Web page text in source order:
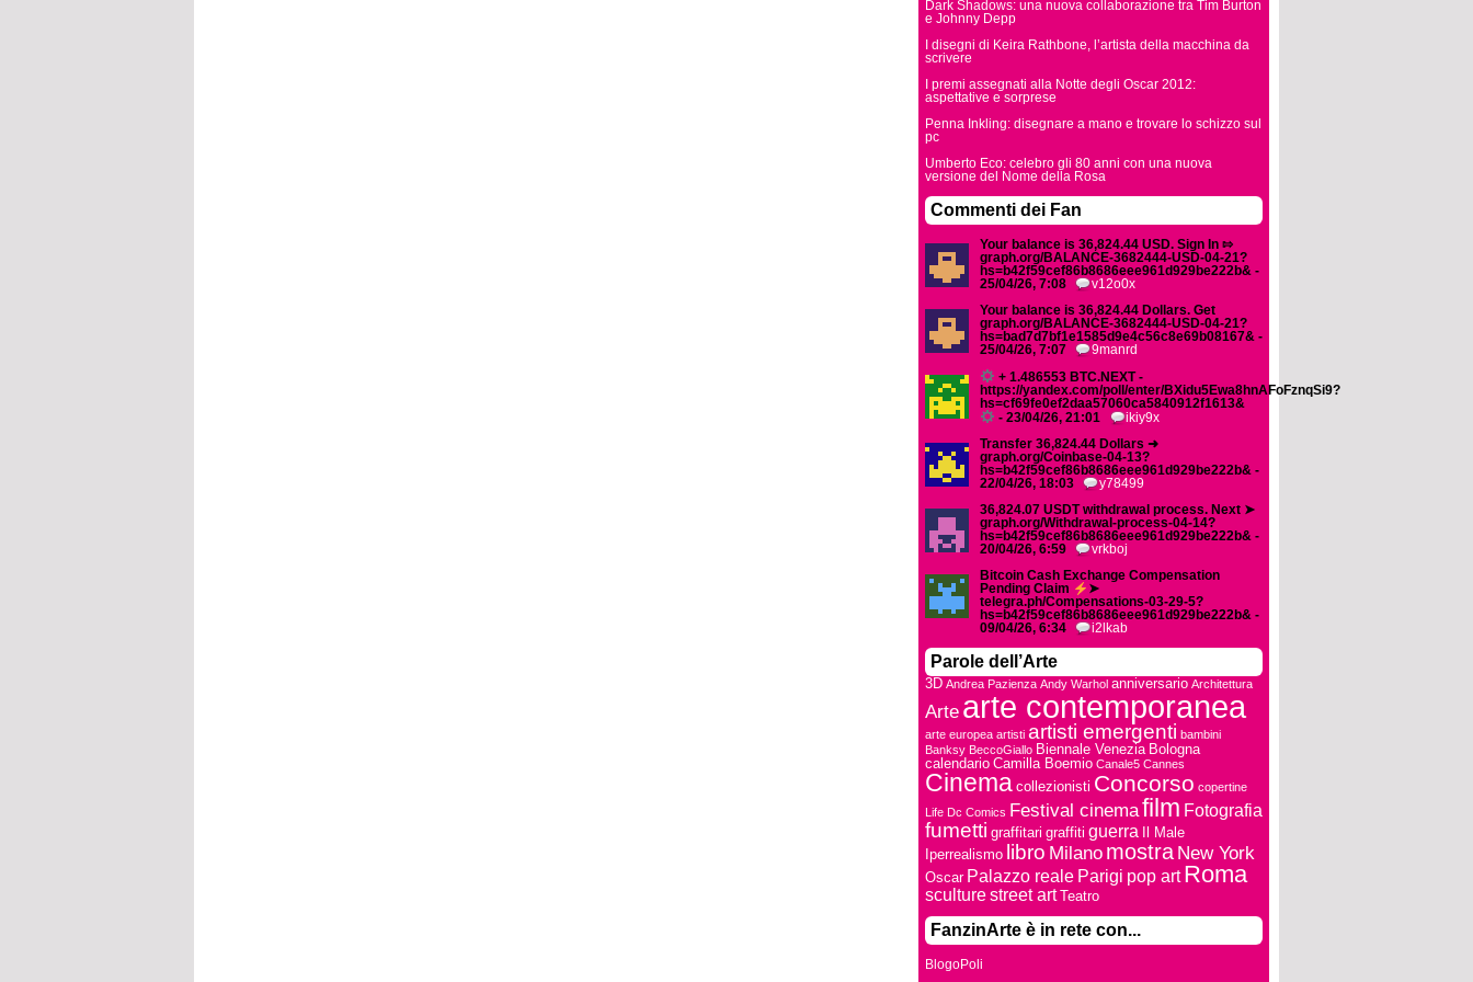
Dark Shadows: una nuova collaborazione tra Tim Burton
e Johnny Depp
I disegni di Keira Rathbone, l’artista della macchina da
scrivere
I premi assegnati alla Notte degli Oscar 2012:
aspettative e sorprese
Penna Inkling: disegnare a mano e trovare lo schizzo sul
pc
Umberto Eco: celebro gli 80 anni con una nuova
versione del Nome della Rosa
Commenti dei Fan
Your balance is 36,824.44 USD. Sign In ⇰
graph.org/BALANCE-3682444-USD-04-21?
hs=b42f59cef86b8686eee961d929be222b& -
25/04/26, 7:08
v12o0x
Your balance is 36,824.44 Dollars. Get
graph.org/BALANCE-3682444-USD-04-21?
hs=bad7d7bf1e1585d9e4c56c8e69b08167& -
25/04/26, 7:07
9manrd
+ 1.486553 BTC.NEXT -
https://yandex.com/poll/enter/BXidu5Ewa8hnAFoFznqSi9?
hs=cf69fe0ef2daa57060ca5840912f1613&
- 23/04/26, 21:01
ikiy9x
Transfer 36,824.44 Dollars ➜
graph.org/Coinbase-04-13?
hs=b42f59cef86b8686eee961d929be222b& -
22/04/26, 18:03
y78499
36,824.07 USDT withdrawal process. Next ➤
graph.org/Withdrawal-process-04-14?
hs=b42f59cef86b8686eee961d929be222b& -
20/04/26, 6:59
vrkboj
Bitcoin Cash Exchange Compensation
Pending Claim
➤
telegra.ph/Compensations-03-29-5?
hs=b42f59cef86b8686eee961d929be222b& -
09/04/26, 6:34
i2lkab
Parole dell’Arte
3D Andrea Pazienza Andy Warhol anniversario Architettura
Arte arte contemporanea
arte europea artisti artisti emergenti bambini
Banksy BeccoGiallo Biennale Venezia Bologna
calendario Camilla Boemio Canale5 Cannes
Cinema collezionisti Concorso copertine
Life Dc Comics Festival cinemafilm Fotografia
fumetti graffitari graffiti guerra
Il Male
Iperrealismo libro Milano mostra New York
Oscar Palazzo reale Parigi pop art Roma
sculturestreet art Teatro
FanzinArte è in rete con...
BlogoPoli